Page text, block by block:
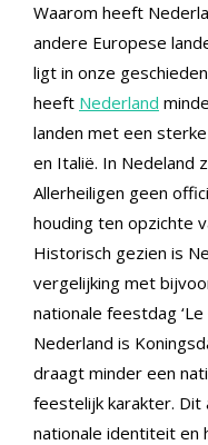
Waarom heeft
andere Europese
ligt in onze
heeft Nederland
landen met een
en Italië. In Nedeland
Allerheiligen geen
houding ten opzichte
Historisch gezien is
vergelijking met
nationale feestdag
Nederland is
draagt minder een
feestelijk karakter.
nationale identiteit en